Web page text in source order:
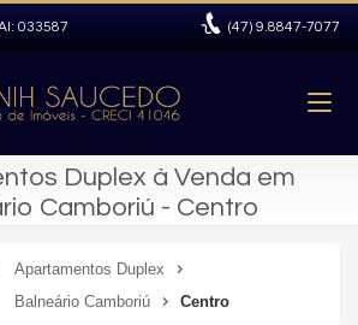
033587 (47) 9.8847-7077
Duplex à Venda em
Camboriú - Centro
Apartamentos Duplex
Balneário Camboriú Centro